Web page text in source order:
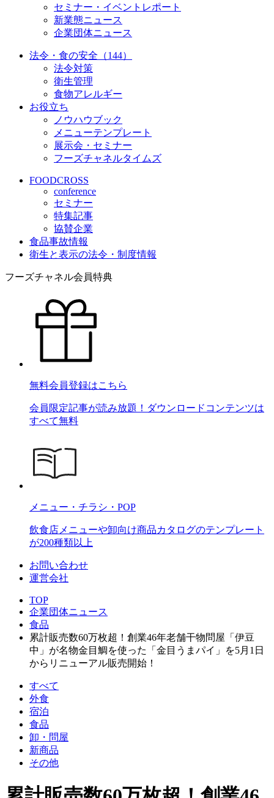
セミナー・イベントレポート
新業態ニュース
企業団体ニュース
法令・食の安全（144）
法令対策
衛生管理
食物アレルギー
お役立ち
ノウハウブック
メニューテンプレート
展示会・セミナー
フーズチャネルタイムズ
FOODCROSS
conference
セミナー
特集記事
協賛企業
食品事故情報
衛生と表示の法令・制度情報
フーズチャネル会員特典
無料会員登録はこちら
会員限定記事が読み放題！ダウンロードコンテンツは
すべて無料
メニュー・チラシ・POP
飲食店メニューや卸向け商品カタログのテンプレート
が200種類以上
お問い合わせ
運営会社
TOP
企業団体ニュース
食品
累計販売数60万枚超！創業46年老舗干物問屋「伊豆
中」が名物金目鯛を使った「金目うまパイ」を5月1日
からリニューアル販売開始！
すべて
外食
宿泊
食品
卸・問屋
新商品
その他